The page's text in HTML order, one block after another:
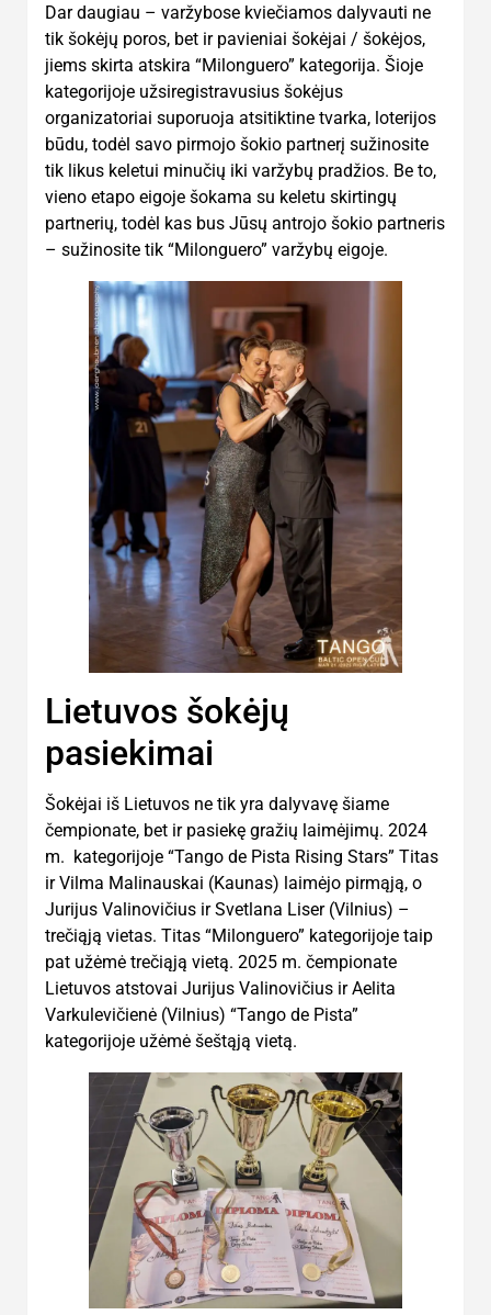
Dar daugiau – varžybose kviečiamos dalyvauti ne
tik šokėjų poros, bet ir pavieniai šokėjai / šokėjos,
jiems skirta atskira “Milonguero” kategorija. Šioje
kategorijoje užsiregistravusius šokėjus
organizatoriai suporuoja atsitiktine tvarka, loterijos
būdu, todėl savo pirmojo šokio partnerį sužinosite
tik likus keletui minučių iki varžybų pradžios. Be to,
vieno etapo eigoje šokama su keletu skirtingų
partnerių, todėl kas bus Jūsų antrojo šokio partneris
– sužinosite tik “Milonguero” varžybų eigoje.
Lietuvos šokėjų
pasiekimai
Šokėjai iš Lietuvos ne tik yra dalyvavę šiame
čempionate, bet ir pasiekę gražių laimėjimų. 2024
m. kategorijoje “Tango de Pista Rising Stars” Titas
ir Vilma Malinauskai (Kaunas) laimėjo pirmąją, o
Jurijus Valinovičius ir Svetlana Liser (Vilnius) –
trečiąją vietas. Titas “Milonguero” kategorijoje taip
pat užėmė trečiąją vietą. 2025 m. čempionate
Lietuvos atstovai Jurijus Valinovičius ir Aelita
Varkulevičienė (Vilnius) “Tango de Pista”
kategorijoje užėmė šeštąją vietą.